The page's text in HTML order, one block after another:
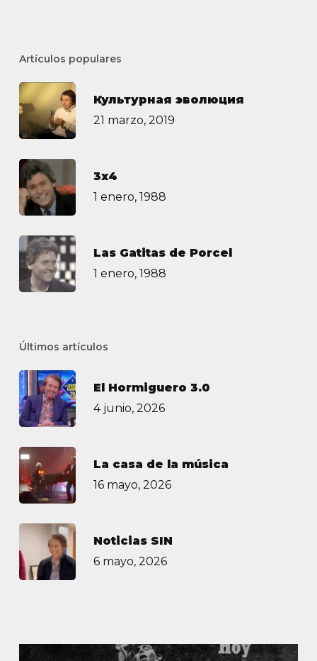
Artículos populares
Культурная эволюция
21 marzo, 2019
3х4
1 enero, 1988
Las Gatitas de Porcel
1 enero, 1988
Últimos artículos
El Hormiguero 3.0
4 junio, 2026
La casa de la música
16 mayo, 2026
Noticias SIN
6 mayo, 2026